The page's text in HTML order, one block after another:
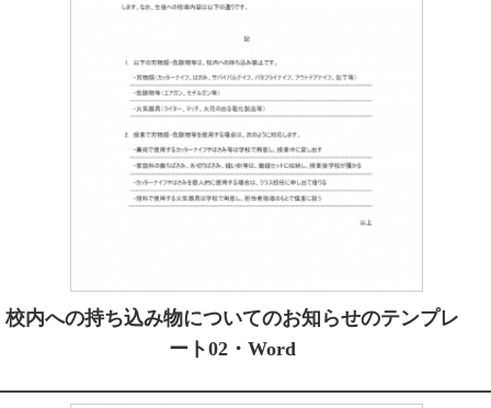
校内への持ち込み物についてのお知らせのテンプレ
ート02・Word